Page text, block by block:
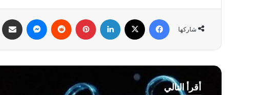
شاركها
فيسبوك لينكدإن بينتيريست ماسنجر
أقرأ التالي